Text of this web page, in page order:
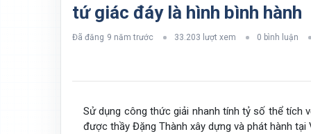
tứ giác đáy là hình bình hành
Đã đăng 9 năm trước 33.203 lượt xem 0 bình luận
Sử dụng công thức giải nhanh tính tỷ số thể tích
được thầy Đặng Thành xây dựng và phát hành tại